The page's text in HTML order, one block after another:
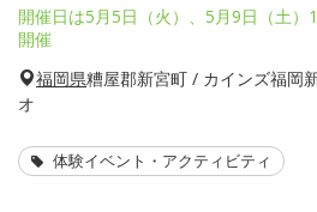
開催日は5月5日（火）、5月9日（土
開催
福岡県糟屋郡新宮町 / カインズ福岡
オ
体験イベント・アクティビティ